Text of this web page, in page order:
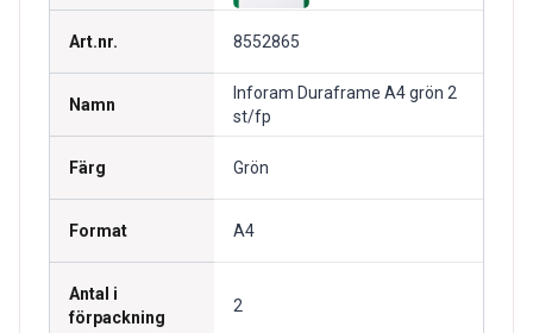
Art.nr. 8552865
Namn
Inforam Duraframe A4 grön 2
st/fp
Färg Grön
Format A4
Antal i
förpackning
2